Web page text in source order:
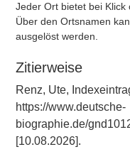
Jeder Ort bietet bei Klick
Über den Ortsnamen
ausgelöst werden.
Zitierweise
Renz, Ute,
https://www.deutsche-
biographie.de/
[10.08.2026].